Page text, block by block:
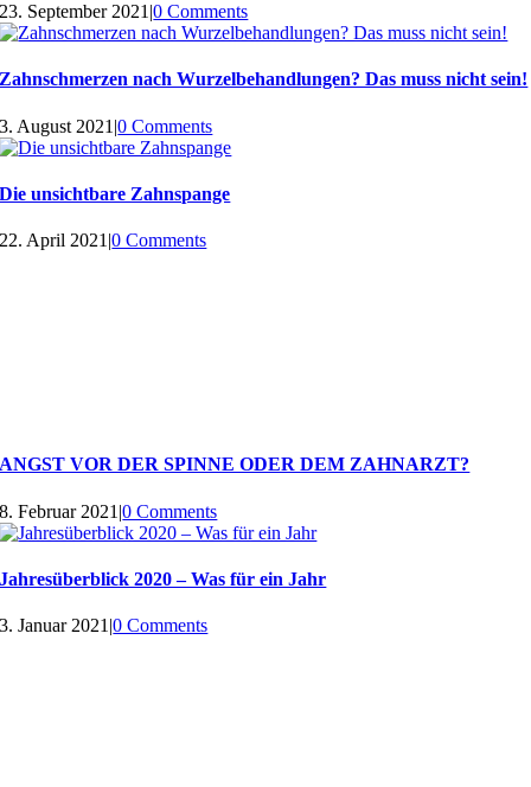
23. September 2021 |0 Comments
Zahnschmerzen nach Wurzelbehandlungen? Das muss nicht sein!
3. August 2021 |0 Comments
Die unsichtbare Zahnspange
22. April 2021 |0 Comments
ANGST VOR DER SPINNE ODER DEM ZAHNARZT?
8. Februar 2021 |0 Comments
Jahresüberblick 2020 – Was für ein Jahr
3. Januar 2021 |0 Comments